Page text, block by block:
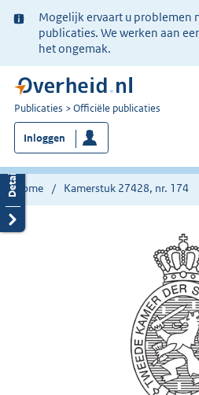
Ter
informatie:
Mogelijk ervaart u problemen
publicaties. We werken aan
het ongemak.
U
bent
nu
hier:
Publicaties Officiële publicaties
Inloggen
Home Kamerstuk 27428, nr. 174